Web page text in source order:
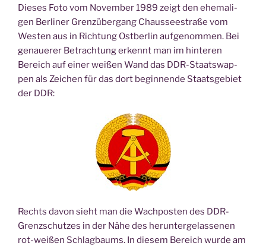
Die­ses Foto vom Novem­ber 1989 zeigt den ehe­ma­li­
gen Ber­li­ner Grenz­über­gang Chaus­see­stra­ße vom
Wes­ten aus in Rich­tung Ost­ber­lin auf­ge­nom­men. Bei
genaue­rer Betrach­tung erkennt man im hin­te­ren
Bereich auf einer wei­ßen Wand das DDR-Staats­wap­
pen als Zei­chen für das dort begin­nen­de Staats­ge­biet
der DDR:
Rechts davon sieht man die Wach­pos­ten des DDR-
Grenz­schut­zes in der Nähe des her­un­ter­ge­las­se­nen
rot-wei­ßen Schlag­baums. In die­sem Bereich wur­de am